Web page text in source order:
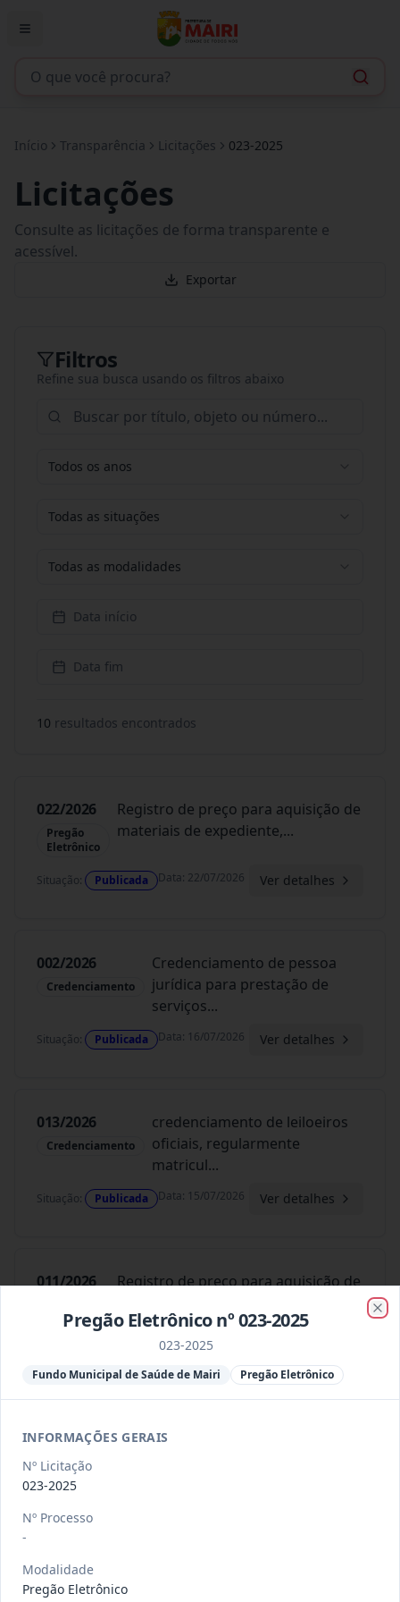
Início Transparência Licitações 023-2025
Licitações
Consulte as licitações de forma transparente e
acessível.
Exportar
Filtros
Refine sua busca usando os filtros abaixo
Todos os anos
Todas as situações
Todas as modalidades
Data início
Data fim
10 resultados encontrados
022/2026
Pregão
Eletrônico
Registro de preço para aquisição de
materiais de expediente,...
Situação: Publicada Data: 22/07/2026 Ver detalhes
002/2026
Credenciamento
Credenciamento de pessoa
jurídica para prestação de
serviços...
Situação: Publicada Data: 16/07/2026 Ver detalhes
013/2026
Credenciamento
credenciamento de leiloeiros
oficiais, regularmente
matricul...
Situação: Publicada Data: 15/07/2026 Ver detalhes
011/2026
Eletrônico
Registro de preço para aquisição de
Data:15/07/2026
023/2026
Pregão
Eletrônico
Registro de preço para aquisição de
016/2026
Registro de preço para aquisição de
Pregão Eletrônico nº 023-2025
023-2025
Fundo Municipal de Saúde de Mairi Pregão Eletrônico
INFORMAÇÕES GERAIS
Nº Licitação
023-2025
Nº Processo
-
Modalidade
Pregão Eletrônico